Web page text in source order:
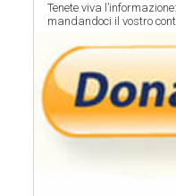
Tenete viva
mandandoci il vostro